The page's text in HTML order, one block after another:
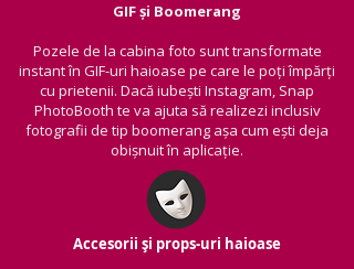
GIF și Boomerang
Pozele de la cabina foto sunt transformate
instant în GIF-uri haioase pe care le poți împărți
cu prietenii. Dacă iubești Instagram, Snap
PhotoBooth te va ajuta să realizezi inclusiv
fotografii de tip boomerang așa cum ești deja
obișnuit în aplicație.
Accesorii și props-uri haioase